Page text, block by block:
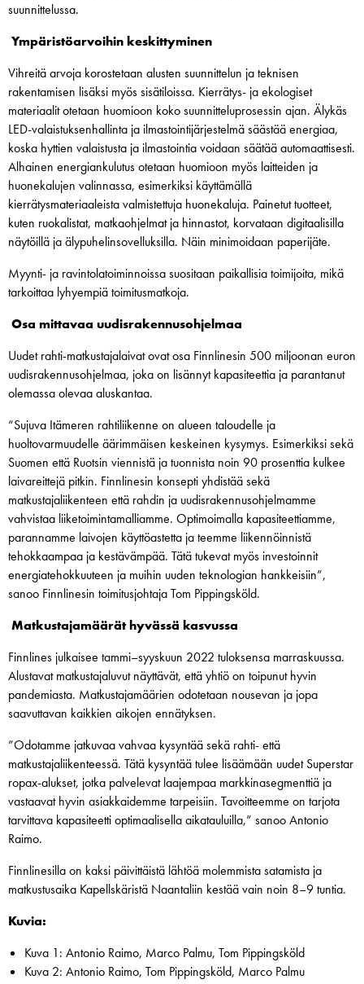
suunnittelussa.
Ympäristöarvoihin keskittyminen
Vihreitä arvoja korostetaan alusten suunnittelun ja teknisen
rakentamisen lisäksi myös sisätiloissa. Kierrätys- ja ekologiset
materiaalit otetaan huomioon koko suunnitteluprosessin ajan. Älykäs
LED-valaistuksenhallinta ja ilmastointijärjestelmä säästää energiaa,
koska hyttien valaistusta ja ilmastointia voidaan säätää automaattisesti.
Alhainen energiankulutus otetaan huomioon myös laitteiden ja
huonekalujen valinnassa, esimerkiksi käyttämällä
kierrätysmateriaaleista valmistettuja huonekaluja. Painetut tuotteet,
kuten ruokalistat, matkaohjelmat ja hinnastot, korvataan digitaalisilla
näytöillä ja älypuhelinsovelluksilla. Näin minimoidaan paperijäte.
Myynti- ja ravintolatoiminnoissa suositaan paikallisia toimijoita, mikä
tarkoittaa lyhyempiä toimitusmatkoja.
Osa mittavaa uudisrakennusohjelmaa
Uudet rahti-matkustajalaivat ovat osa Finnlinesin 500 miljoonan euron
uudisrakennusohjelmaa, joka on lisännyt kapasiteettia ja parantanut
olemassa olevaa aluskantaa.
“Sujuva Itämeren rahtiliikenne on alueen taloudelle ja
huoltovarmuudelle äärimmäisen keskeinen kysymys. Esimerkiksi sekä
Suomen että Ruotsin viennistä ja tuonnista noin 90 prosenttia kulkee
laivareittejä pitkin. Finnlinesin konsepti yhdistää sekä
matkustajaliikenteen että rahdin ja uudisrakennusohjelmamme
vahvistaa liiketoimintamalliamme. Optimoimalla kapasiteettiamme,
parannamme laivojen käyttöastetta ja teemme liikennöinnistä
tehokkaampaa ja kestävämpää. Tätä tukevat myös investoinnit
energiatehokkuuteen ja muihin uuden teknologian hankkeisiin”,
sanoo Finnlinesin toimitusjohtaja Tom Pippingsköld.
Matkustajamäärät hyvässä kasvussa
Finnlines julkaisee tammi–syyskuun 2022 tuloksensa marraskuussa.
Alustavat matkustajaluvut näyttävät, että yhtiö on toipunut hyvin
pandemiasta. Matkustajamäärien odotetaan nousevan ja jopa
saavuttavan kaikkien aikojen ennätyksen.
”Odotamme jatkuvaa vahvaa kysyntää sekä rahti- että
matkustajaliikenteessä. Tätä kysyntää tulee lisäämään uudet Superstar
ropax-alukset, jotka palvelevat laajempaa markkinasegmenttiä ja
vastaavat hyvin asiakkaidemme tarpeisiin. Tavoitteemme on tarjota
tarvittava kapasiteetti optimaalisella aikatauluilla,” sanoo Antonio
Raimo.
Finnlinesilla on kaksi päivittäistä lähtöä molemmista satamista ja
matkustusaika Kapellskäristä Naantaliin kestää vain noin 8–9 tuntia.
Kuvia:
Kuva 1: Antonio Raimo, Marco Palmu, Tom Pippingsköld
Kuva 2: Antonio Raimo, Tom Pippingsköld, Marco Palmu